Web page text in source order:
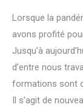
Lorsque la
avons profité
Jusqu’à
d’entre nous
formations sont
Il s’agit de